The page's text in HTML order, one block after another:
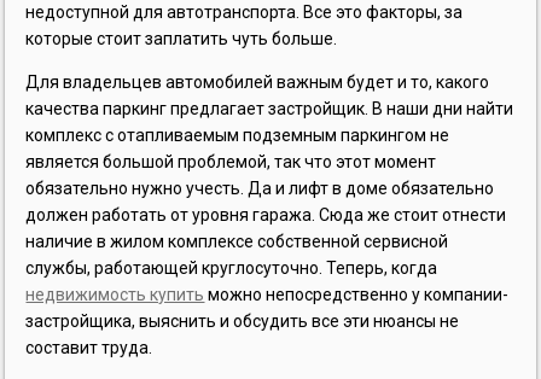
недоступной для автотранспорта. Все это факторы, за
которые стоит заплатить чуть больше.
Для владельцев автомобилей важным будет и то, какого
качества паркинг предлагает застройщик. В наши дни найти
комплекс с отапливаемым подземным паркингом не
является большой проблемой, так что этот момент
обязательно нужно учесть. Да и лифт в доме обязательно
должен работать от уровня гаража. Сюда же стоит отнести
наличие в жилом комплексе собственной сервисной
службы, работающей круглосуточно. Теперь, когда
недвижимость купить можно непосредственно у компании-
застройщика, выяснить и обсудить все эти нюансы не
составит труда.